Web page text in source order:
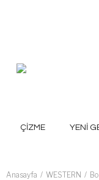
ÇİZME YENİ
Anasayfa WESTERN